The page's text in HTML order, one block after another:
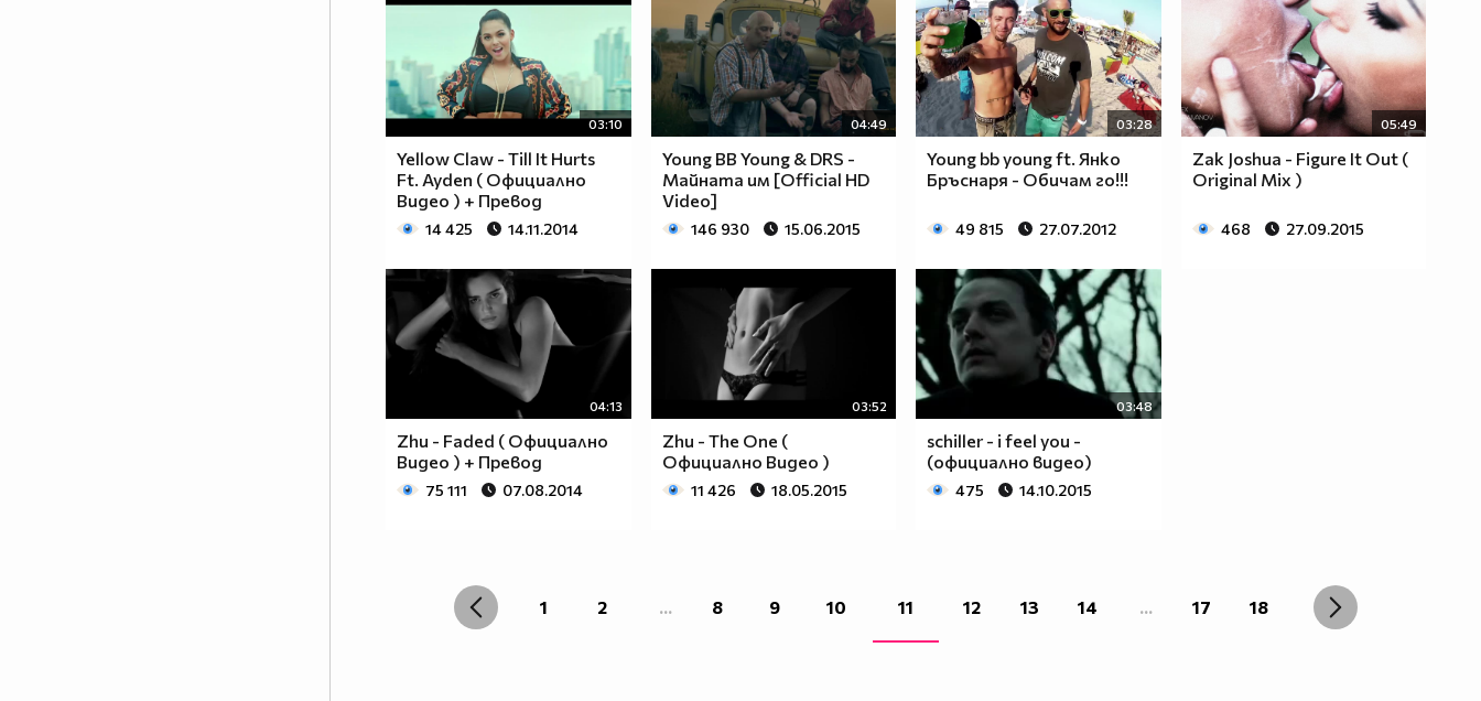
03:10
Yellow Claw - Till It Hurts
Ft. Ayden ( Официално
Видео ) + Превод
14 425 14.11.2014
04:49
Young BB Young & DRS -
Майната им [Official HD
Video]
146 930 15.06.2015
03:28
Young bb young ft. Янко
Бръснаря - Обичам го!!!
49 815 27.07.2012
05:49
Zak Joshua - Figure It Out (
Original Mix )
468 27.09.2015
04:13
Zhu - Faded ( Официално
Видео ) + Превод
75 111 07.08.2014
03:52
Zhu - The One (
Официално Видео )
11 426 18.05.2015
03:48
schiller - i feel you -
(официално видео)
475 14.10.2015
1 2 ... 8 9 10 11 12 13 14 ... 17 18